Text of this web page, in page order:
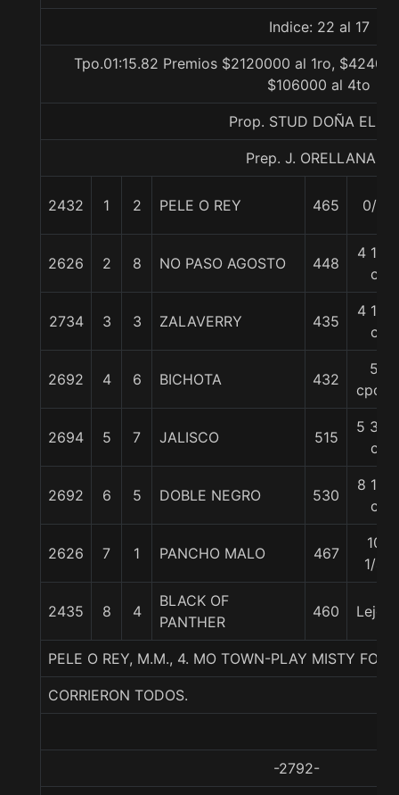
Indice: 22 al 17
Tpo.01:15.82 Premios $2120000 al 1ro,
$106000 al 4to
Prop. STUD DOÑA
Prep. J. ORELLANA R.
2432 1 2 PELE O REY 465 0/0
2626 2 8 NO PASO AGOSTO 448
4 1/4
c
2734 3 3 ZALAVERRY 435
4 1/2
c
2692 4 6 BICHOTA 432
5
cpos.
2694 5 7 JALISCO 515
5 3/4
c
2692 6 5 DOBLE NEGRO 530
8 1/4
c
2626 7 1 PANCHO MALO 467
10
1/4
2435 8 4
BLACK OF
PANTHER
460 Lejos
PELE O REY, M.M., 4. MO TOWN-PLAY MISTY FOR
CORRIERON TODOS.
-2792-